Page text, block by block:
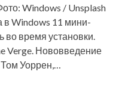
Windows / Unsplash
Windows 11 мини-
во время установки.
Verge. Нововведение
Уоррен,…